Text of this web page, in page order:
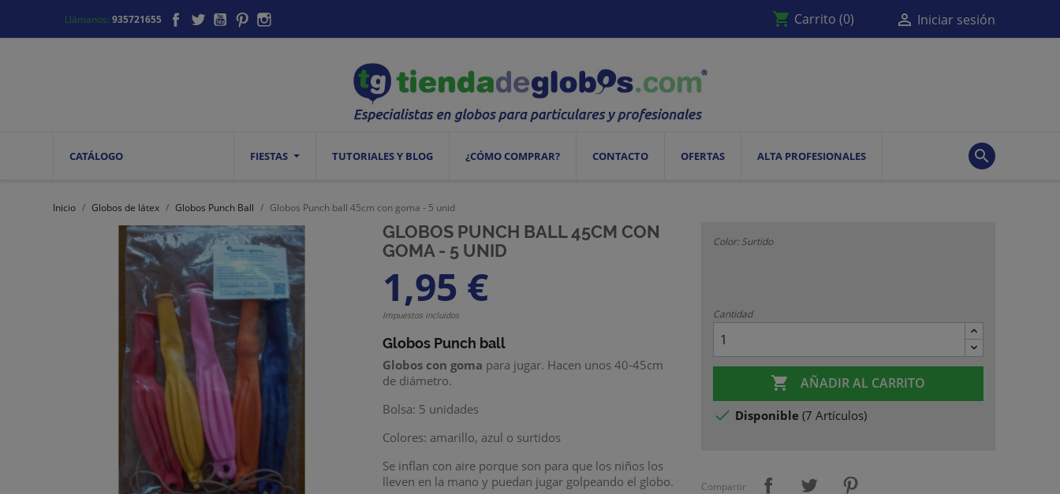
Llámanos:935721655 Facebook
TwitterYouTubePinterest shopping_cart Carrito (0)  Iniciar sesión
CATÁLOGO FIESTAS TUTORIALES Y BLOG ¿CÓMO COMPRAR? CONTACTO OFERTAS ALTA PROFESIONALES 
Inicio Globos de látex Globos Punch Ball Globos Punch ball 45cm con goma - 5 unid
GLOBOS PUNCH BALL 45CM CON
GOMA - 5 UNID
1,95 €
Impuestos incluidos
Globos Punch ball
Globos con goma para jugar. Hacen unos 40-45cm
de diámetro.
Bolsa: 5 unidades
Colores: amarillo, azul o surtidos
Se inflan con aire porque son para que los niños los
lleven en la mano y puedan jugar golpeando el globo.
Color: Surtido
Cantidad
 AÑADIR AL CARRITO
 Disponible (7 Artículos)
Compartir